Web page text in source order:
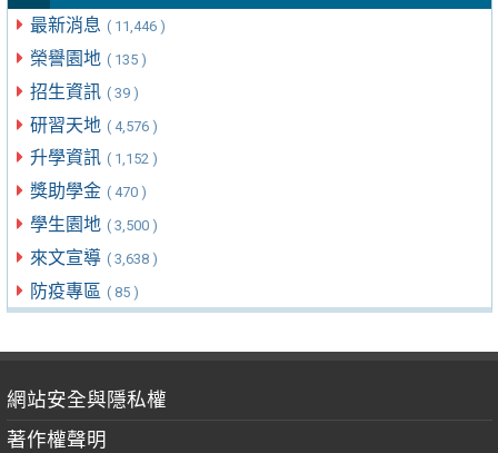
最新消息 ( 11,446 )
榮譽園地 ( 135 )
招生資訊 ( 39 )
研習天地 ( 4,576 )
升學資訊 ( 1,152 )
獎助學金 ( 470 )
學生園地 ( 3,500 )
來文宣導 ( 3,638 )
防疫專區 ( 85 )
網站安全與隱私權
著作權聲明